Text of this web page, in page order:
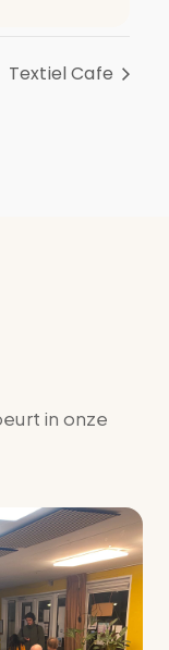
Textiel Cafe
in onze